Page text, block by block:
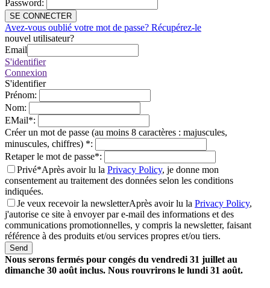
Password:
SE CONNECTER
Avez-vous oublié votre mot de passe? Récupérez-le
nouvel utilisateur?
Email
S'identifier
Connexion
S'identifier
Prénom:
Nom:
EMail*:
Créer un mot de passe (au moins 8 caractères : majuscules,
minuscules, chiffres) *:
Retaper le mot de passe*:
Privé*Après avoir lu la Privacy Policy, je donne mon
consentement au traitement des données selon les conditions
indiquées.
Je veux recevoir la newsletterAprès avoir lu la Privacy Policy,
j'autorise ce site à envoyer par e-mail des informations et des
communications promotionnelles, y compris la newsletter, faisant
référence à des produits et/ou services propres et/ou tiers.
Send
Nous serons fermés pour congés du vendredi 31 juillet au
dimanche 30 août inclus. Nous rouvrirons le lundi 31 août.